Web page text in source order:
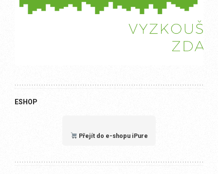
ESHOP
Přejít do e-shopu iPure